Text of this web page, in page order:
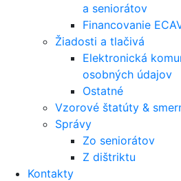
a seniorátov
Financovanie
Žiadosti a tlačivá
Elektronická
osobných údajov
Ostatné
Vzorové štatúty &
Správy
Zo seniorátov
Z dištriktu
Kontakty